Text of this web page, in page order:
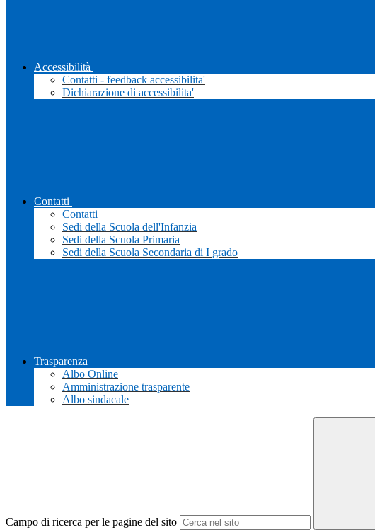
Accessibilità
Contatti - feedback accessibilita'
Dichiarazione di accessibilita'
Contatti
Contatti
Sedi della Scuola dell'Infanzia
Sedi della Scuola Primaria
Sedi della Scuola Secondaria di I grado
Trasparenza
Albo Online
Amministrazione trasparente
Albo sindacale
Campo di ricerca per le pagine del sito